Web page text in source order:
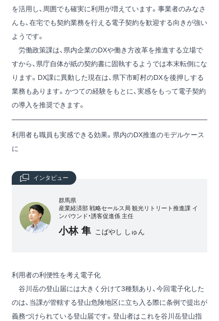
を活用し、周囲でも確実に利用が増えています。事業者のみなさ
んも、在宅でも契約業務を行える電子契約を歓迎する向きが強い
ようです。
労働政策課は、県内企業のDXや働き方改革を推進する立場で
すから、県庁自体が紙の契約書に固執するようでは本末転倒にな
ります。DX課に異動した現在は、県下市町村のDXを後押しする
業務もあります。かつての経験をもとに、実感をもって電子契約
の導入を推奨できます。
利用者も職員も実感できる効果。県内のDX推進のモデルケース
に
インタビュー
群馬県
産業経済部 戦略セールス局 観光リトリート推進課 イ
ンバウンド・誘客促進係 主任
小林 隼 こばやし しゅん
利用者の利便性を考え電子化
谷川岳の登山届には大きく分けて3種類あり、今回電子化した
のは、当課が管轄する登山危険地区に立ち入る際に条例で提出が
義務づけられている登山届です。登山者はこれを谷川岳登山指